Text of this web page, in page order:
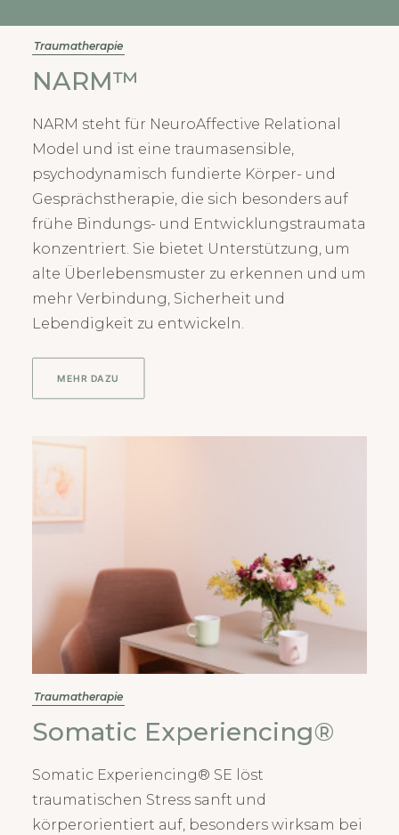
Traumatherapie
NARM™
NARM steht für NeuroAffective Relational
Model und ist eine traumasensible,
psychodynamisch fundierte Körper- und
Gesprächstherapie, die sich besonders auf
frühe Bindungs- und Entwicklungstraumata
konzentriert. Sie bietet Unterstützung, um
alte Überlebensmuster zu erkennen und um
mehr Verbindung, Sicherheit und
Lebendigkeit zu entwickeln.
MEHR DAZU
Traumatherapie
Somatic Experiencing®
Somatic Experiencing® SE löst
traumatischen Stress sanft und
körperorientiert auf, besonders wirksam bei